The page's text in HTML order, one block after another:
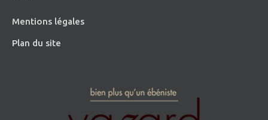
Mentions légales
Plan du site